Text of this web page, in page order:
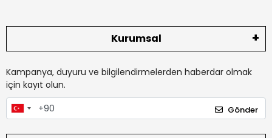
Kurumsal
Kampanya, duyuru ve bilgilendirmelerden haberdar olmak
için kayıt olun.
Gönder